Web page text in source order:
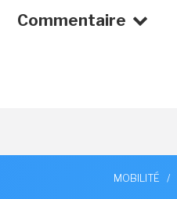
Commentaire
MOBILITÉ /